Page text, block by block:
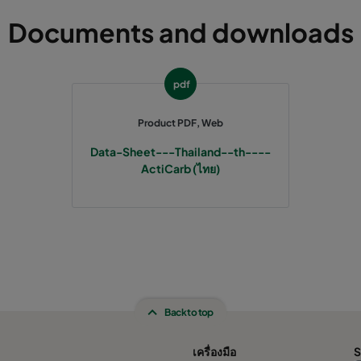
Documents and downloads
pdf
Product PDF, Web
Data-Sheet---Thailand--th----
ActiCarb (ไทย)
Back to top
เครื่องมือ